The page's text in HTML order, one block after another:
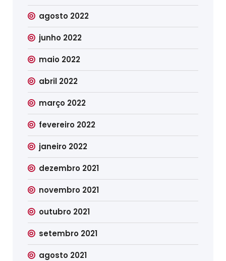
agosto 2022
junho 2022
maio 2022
abril 2022
março 2022
fevereiro 2022
janeiro 2022
dezembro 2021
novembro 2021
outubro 2021
setembro 2021
agosto 2021